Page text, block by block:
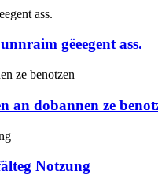
gëeegent ass.
an dobannen ze
Notzung